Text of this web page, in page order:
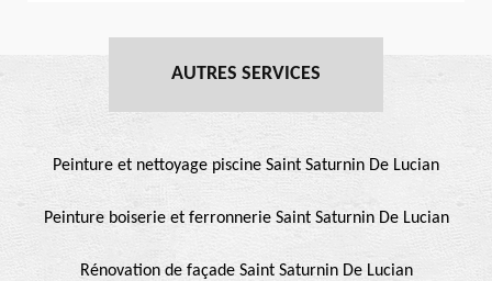
AUTRES SERVICES
Peinture et nettoyage piscine Saint Saturnin De Lucian
Peinture boiserie et ferronnerie Saint Saturnin De Lucian
Rénovation de façade Saint Saturnin De Lucian